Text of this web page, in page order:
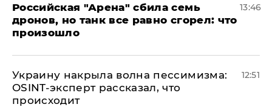
​Российская "Арена" сбила семь
дронов, но танк все равно сгорел: что
произошло
13:46
​Украину накрыла волна пессимизма:
OSINT-эксперт рассказал, что
происходит
12:51